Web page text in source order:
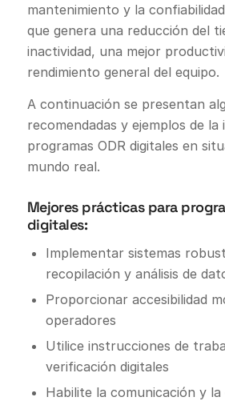
mantenimiento y la
que genera una reducción del
inactividad, una mejor
rendimiento general del equipo.
A continuación se presentan
recomendadas y ejemplos de la
programas ODR digitales en
mundo real.
Mejores prácticas para
digitales:
Implementar sistemas
recopilación y análisis de
Proporcionar accesibilidad
operadores
Utilice instrucciones de
verificación digitales
Habilite la comunicación y